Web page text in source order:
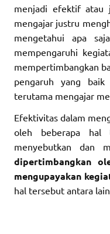
menjadi efektif atau
mengajar justru
mengetahui apa
mempengaruhi
mempertimbangkan
pengaruh yang baik
terutama mengajar
Efektivitas dalam
oleh beberapa hal
menyebutkan dan
dipertimbangkan
mengupayakan
hal tersebut antara